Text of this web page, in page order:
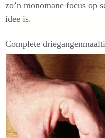
zo’n monomane focus op
idee is.
Complete